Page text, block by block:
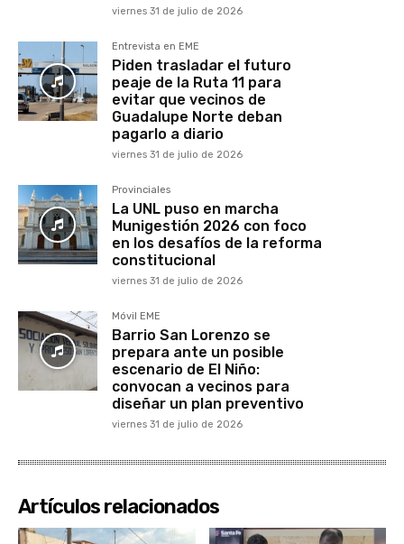
viernes 31 de julio de 2026
Entrevista en EME
Piden trasladar el futuro
peaje de la Ruta 11 para
evitar que vecinos de
Guadalupe Norte deban
pagarlo a diario
viernes 31 de julio de 2026
Provinciales
La UNL puso en marcha
Munigestión 2026 con foco
en los desafíos de la reforma
constitucional
viernes 31 de julio de 2026
Móvil EME
Barrio San Lorenzo se
prepara ante un posible
escenario de El Niño:
convocan a vecinos para
diseñar un plan preventivo
viernes 31 de julio de 2026
Artículos relacionados